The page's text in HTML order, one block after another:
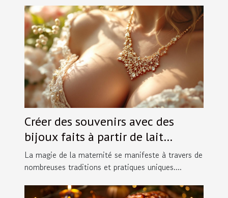
Créer des souvenirs avec des
bijoux faits à partir de lait
maternel
La magie de la maternité se manifeste à travers de
nombreuses traditions et pratiques uniques....